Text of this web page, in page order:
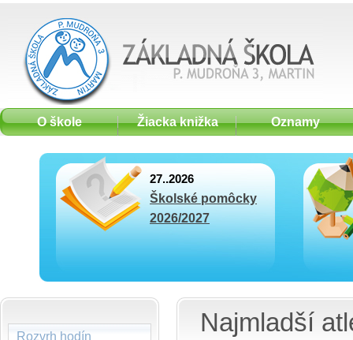
O škole Žiacka knižka Oznamy
27..2026
Školské pomôcky
2026/2027
Rozvrh hodín
Najmladší